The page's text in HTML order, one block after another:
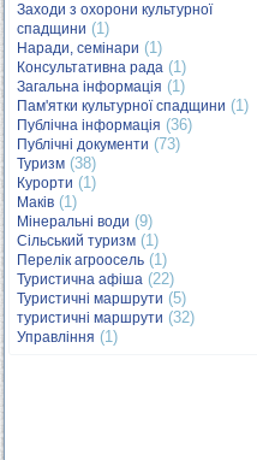
Заходи з охорони культурної
спадщини (1)
Наради, семінари (1)
Консультативна рада (1)
Загальна інформація (1)
Пам'ятки культурної спадщини (1)
Публічна інформація (36)
Публічні документи (73)
Туризм (38)
Курорти (1)
Маків (1)
Мінеральні води (9)
Сільський туризм (1)
Перелік агроосель (1)
Туристична афіша (22)
Туристичні маршрути (5)
туристичні маршрути (32)
Управління (1)